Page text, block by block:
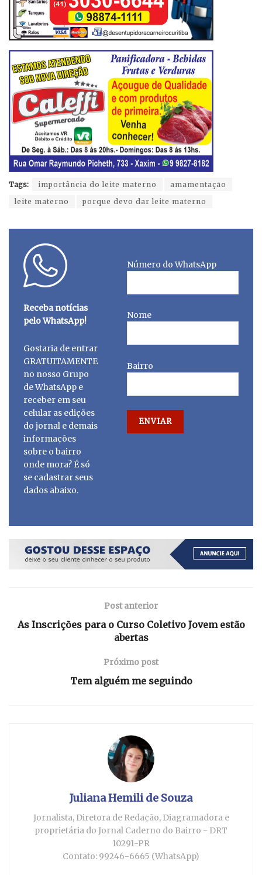
Tags: importância do leite materno
amamentação
leite materno
porque devo dar leite materno
Receba notícias
pelo WhatsApp!
Gostaria de entrar
GRATUITAMENTE
no nosso Grupo
de WhatsApp e
receber em seu
celular as edições
do jornal e demais
informações
sobre o bairro
onde mora? É só
se cadastrar seus
dados abaixo.
Número do WhatsApp
Nome
Bairro
Post anterior
As Inscrições para o Curso Coletivo Jovem estão
abertas
Próximo post
Tem alguém me seguindo
Juliana Hemili de Souza
Jornalista, Diretora de Redação, Diagramadora e
proprietária do Jornal Caderno do Bairro - DRT
10291-PR
Contato: 99246-6665 (WhatsApp)